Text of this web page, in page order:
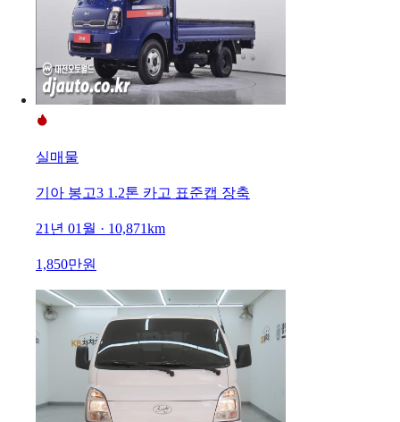
실매물
기아 봉고3 1.2톤 카고 표준캡 장축
21년 01월 · 10,871km
1,850만원